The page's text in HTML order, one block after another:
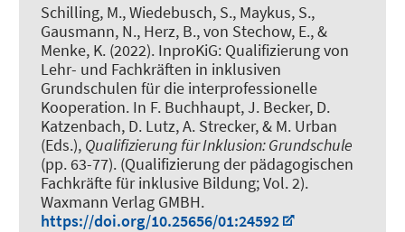
Schilling, M., Wiedebusch, S., Maykus, S.,
Gausmann, N., Herz, B., von Stechow, E., &
Menke, K. (2022). InproKiG: Qualifizierung von
Lehr- und Fachkräften in inklusiven
Grundschulen für die interprofessionelle
Kooperation. In F. Buchhaupt, J. Becker, D.
Katzenbach, D. Lutz, A. Strecker, & M. Urban
(Eds.), Qualifizierung für Inklusion: Grundschule
(pp. 63-77). (Qualifizierung der pädagogischen
Fachkräfte für inklusive Bildung; Vol. 2).
Waxmann Verlag GMBH.
https://doi.org/10.25656/01:24592